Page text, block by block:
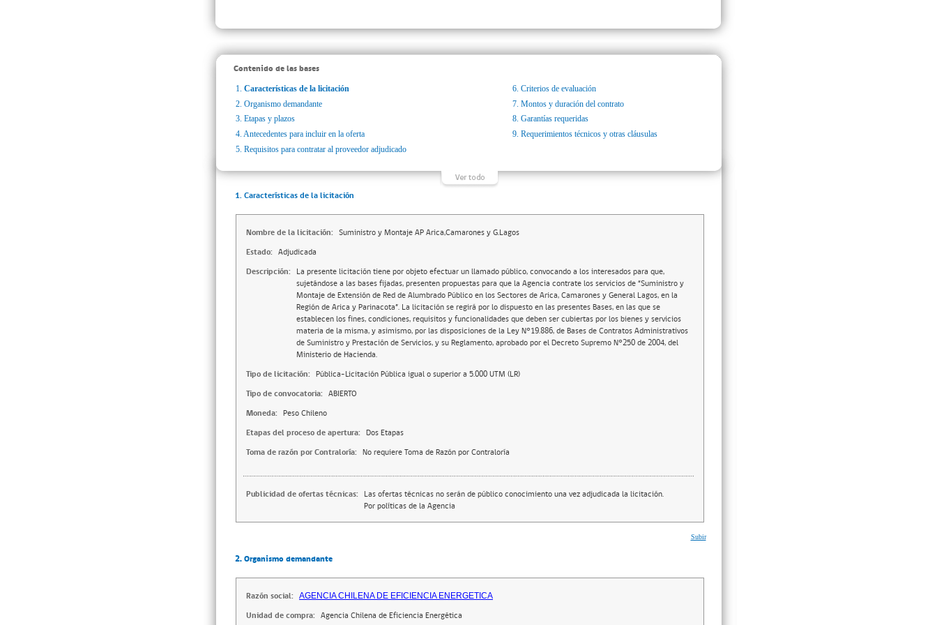
Contenido de las bases
1. Características de la licitación
2. Organismo demandante
3. Etapas y plazos
4. Antecedentes para incluir en la oferta
5. Requisitos para contratar al proveedor adjudicado
6. Criterios de evaluación
7. Montos y duración del contrato
8. Garantías requeridas
9. Requerimientos técnicos y otras cláusulas
1. Características de la licitación
Nombre de la licitación: Suministro y Montaje AP Arica,Camarones y G.Lagos
Estado: Adjudicada
Descripción: La presente licitación tiene por objeto efectuar un llamado público, convocando a los interesados para que,
sujetándose a las bases fijadas, presenten propuestas para que la Agencia contrate los servicios de “Suministro y
Montaje de Extensión de Red de Alumbrado Público en los Sectores de Arica, Camarones y General Lagos, en la
Región de Arica y Parinacota”. La licitación se regirá por lo dispuesto en las presentes Bases, en las que se
establecen los fines, condiciones, requisitos y funcionalidades que deben ser cubiertas por los bienes y servicios
materia de la misma, y asimismo, por las disposiciones de la Ley N°19.886, de Bases de Contratos Administrativos
de Suministro y Prestación de Servicios, y su Reglamento, aprobado por el Decreto Supremo N°250 de 2004, del
Ministerio de Hacienda.
Tipo de licitación: Pública-Licitación Pública igual o superior a 5.000 UTM (LR)
Tipo de convocatoria: ABIERTO
Moneda: Peso Chileno
Etapas del proceso de apertura: Dos Etapas
Toma de razón por Contraloría: No requiere Toma de Razón por Contraloría
Publicidad de ofertas técnicas: Las ofertas técnicas no serán de público conocimiento una vez adjudicada la licitación.
Por políticas de la Agencia
Subir
2. Organismo demandante
Razón social: AGENCIA CHILENA DE EFICIENCIA ENERGETICA
Unidad de compra: Agencia Chilena de Eficiencia Energética